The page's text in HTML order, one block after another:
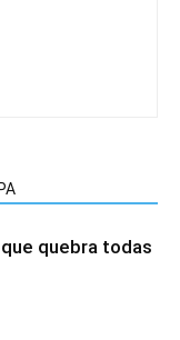
quebra todas